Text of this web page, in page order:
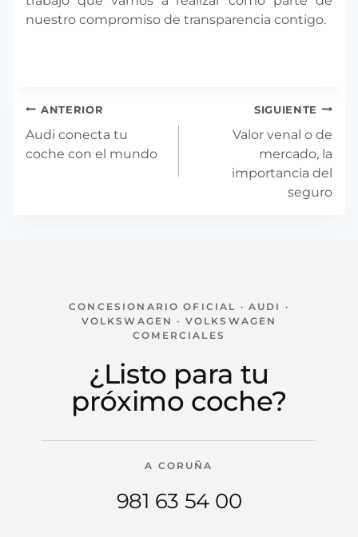
nuestro compromiso de transparencia contigo.
Navegación
de
entradas
ANTERIOR
Audi conecta tu
coche con el mundo
SIGUIENTE
Valor venal o de
mercado, la
importancia del
seguro
CONCESIONARIO OFICIAL · AUDI ·
VOLKSWAGEN · VOLKSWAGEN
COMERCIALES
¿Listo para tu
próximo coche?
A CORUÑA
981 63 54 00